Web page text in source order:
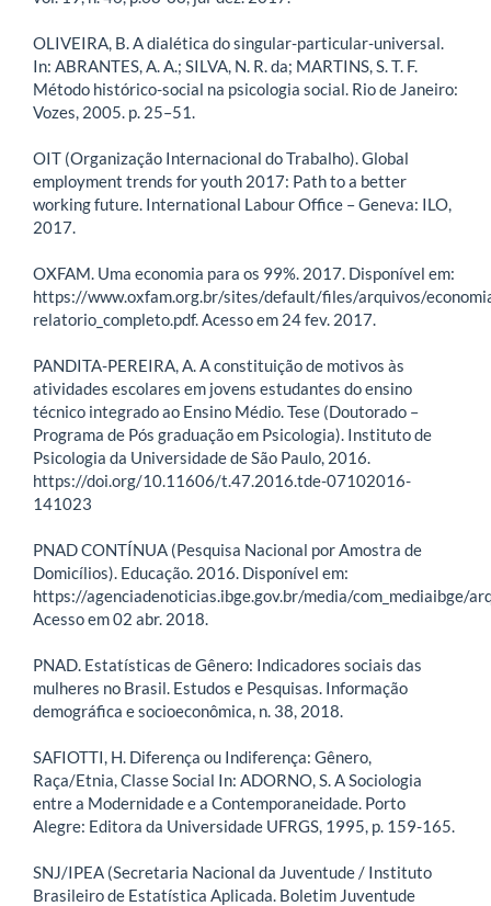
OLIVEIRA, B. A dialética do singular-particular-universal.
In: ABRANTES, A. A.; SILVA, N. R. da; MARTINS, S. T. F.
Método histórico-social na psicologia social. Rio de Janeiro:
Vozes, 2005. p. 25–51.
OIT (Organização Internacional do Trabalho). Global
employment trends for youth 2017: Path to a better
working future. International Labour Office – Geneva: ILO,
2017.
OXFAM. Uma economia para os 99%. 2017. Disponível em:
https://www.oxfam.org.br/sites/default/files/arquivos/
relatorio_completo.pdf. Acesso em 24 fev. 2017.
PANDITA-PEREIRA, A. A constituição de motivos às
atividades escolares em jovens estudantes do ensino
técnico integrado ao Ensino Médio. Tese (Doutorado –
Programa de Pós graduação em Psicologia). Instituto de
Psicologia da Universidade de São Paulo, 2016.
https://doi.org/10.11606/t.47.2016.tde-07102016-
141023
PNAD CONTÍNUA (Pesquisa Nacional por Amostra de
Domicílios). Educação. 2016. Disponível em:
https://agenciadenoticias.ibge.gov.br/media/
Acesso em 02 abr. 2018.
PNAD. Estatísticas de Gênero: Indicadores sociais das
mulheres no Brasil. Estudos e Pesquisas. Informação
demográfica e socioeconômica, n. 38, 2018.
SAFIOTTI, H. Diferença ou Indiferença: Gênero,
Raça/Etnia, Classe Social In: ADORNO, S. A Sociologia
entre a Modernidade e a Contemporaneidade. Porto
Alegre: Editora da Universidade UFRGS, 1995, p. 159-165.
SNJ/IPEA (Secretaria Nacional da Juventude / Instituto
Brasileiro de Estatística Aplicada. Boletim Juventude